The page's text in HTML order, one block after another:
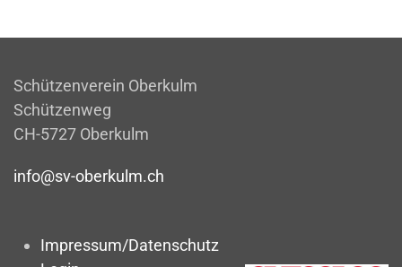
Schützenverein Oberkulm
Schützenweg
CH-5727 Oberkulm
info@sv-oberkulm.ch
Impressum/Datenschutz